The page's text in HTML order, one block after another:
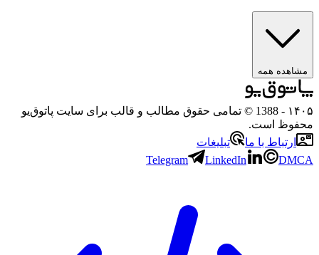
مشاهده همه
۱۴۰۵
- 1388 © تمامی حقوق مطالب و قالب برای سایت پاتوق‌یو
محفوظ است.
ارتباط با ما
تبلیغات
Telegram
LinkedIn DMCA